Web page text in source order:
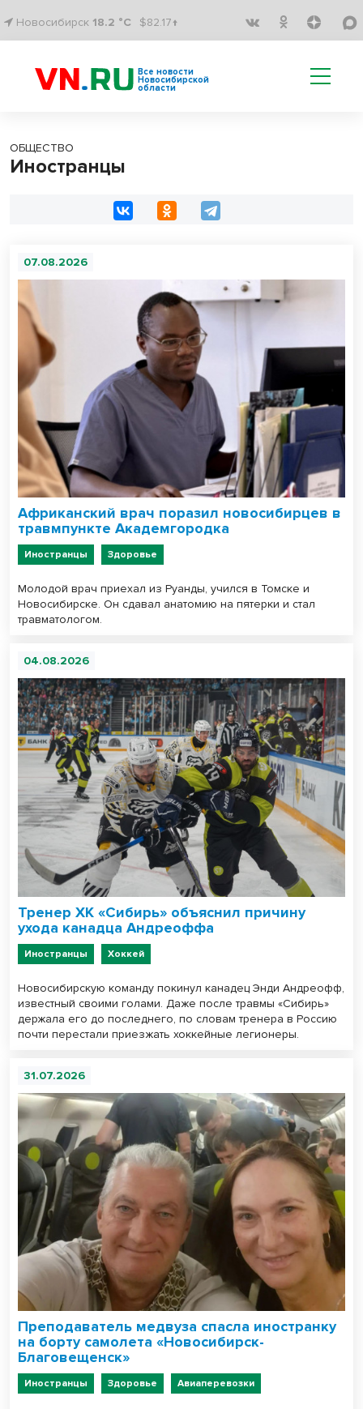
Новосибирск 18.2 °C $82.17↑
Все новости
Новосибирской
области
ОБЩЕСТВО
Иностранцы
07.08.2026
Африканский врач поразил новосибирцев в
травмпункте Академгородка
Иностранцы Здоровье
Молодой врач приехал из Руанды, учился в Томске и
Новосибирске. Он сдавал анатомию на пятерки и стал
травматологом.
04.08.2026
Тренер ХК «Сибирь» объяснил причину
ухода канадца Андреоффа
Иностранцы Хоккей
Новосибирскую команду покинул канадец Энди Андреофф,
известный своими голами. Даже после травмы «Сибирь»
держала его до последнего, по словам тренера в Россию
почти перестали приезжать хоккейные легионеры.
31.07.2026
Преподаватель медвуза спасла иностранку
на борту самолета «Новосибирск-
Благовещенск»
Иностранцы Здоровье Авиаперевозки